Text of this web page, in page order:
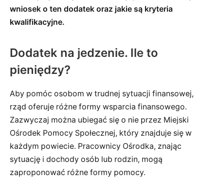
wniosek o ten dodatek oraz jakie są kryteria
kwalifikacyjne.
Dodatek na jedzenie. Ile to
pieniędzy?
Aby pomóc osobom w trudnej sytuacji finansowej,
rząd oferuje różne formy wsparcia finansowego.
Zazwyczaj można ubiegać się o nie przez Miejski
Ośrodek Pomocy Społecznej, który znajduje się w
każdym powiecie. Pracownicy Ośrodka, znając
sytuację i dochody osób lub rodzin, mogą
zaproponować różne formy pomocy.